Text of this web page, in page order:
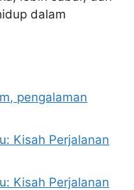
dalam
pengalaman
Kisah Perjalanan
Kisah Perjalanan